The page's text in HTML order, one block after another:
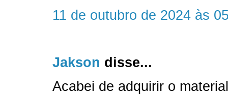
11 de outubro de 2024 às
Jakson disse...
Acabei de adquirir o